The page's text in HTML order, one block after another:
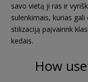
savo vietą ji ras ir
sulenkimais, kurias
stilizaciją paįvairink
kedais.
How